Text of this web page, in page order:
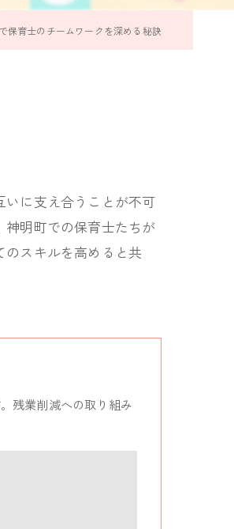
保育士のチームワークを深める秘訣
に支え合うことが不可
明町での保育士たちが
スキルを高めると共
残業削減への取り組み